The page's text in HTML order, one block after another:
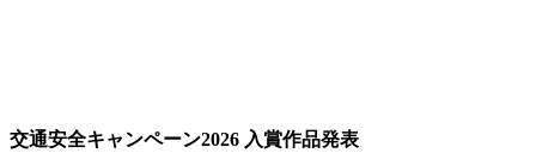
交通安全キャンペーン2026 入賞作品発表